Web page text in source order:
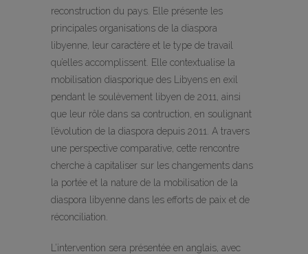
reconstruction du pays. Elle présente les
principales organisations de la diaspora
libyenne, leur caractère et le type de travail
qu’elles accomplissent. Elle contextualise la
mobilisation diasporique des Libyens en exil
pendant le soulèvement libyen de 2011, ainsi
que leur rôle dans sa contruction, en soulignant
l’évolution de la diaspora depuis 2011. A travers
une perspective comparative, cette rencontre
cherche à capitaliser sur les changements dans
la portée et la nature de la mobilisation de la
diaspora libyenne dans les efforts de paix et de
réconciliation.
L’intervention sera présentée en anglais, avec